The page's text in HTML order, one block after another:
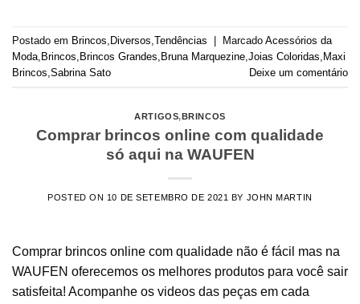
Postado em Brincos Diversos Tendências | Marcado Acessórios da
Moda Brincos Brincos Grandes Bruna Marquezine Joias Coloridas Maxi
Brincos Sabrina Sato Deixe um comentário
ARTIGOS, BRINCOS
Comprar brincos online com qualidade
só aqui na WAUFEN
POSTED ON 10 DE SETEMBRO DE 2021 BY JOHN MARTIN
Comprar brincos online com qualidade não é fácil mas na
WAUFEN oferecemos os melhores produtos para você sair
satisfeita! Acompanhe os videos das peças em cada